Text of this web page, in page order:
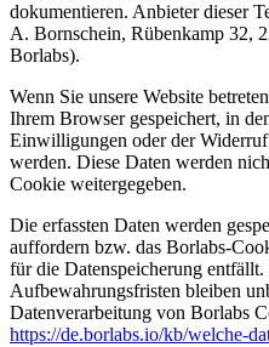
dokumentieren. Anbieter dieser
A. Bornschein, Rübenkamp 32,
Borlabs).
Wenn Sie unsere Website
Ihrem Browser gespeichert, in
Einwilligungen oder der
werden. Diese Daten werden
Cookie weitergegeben.
Die erfassten Daten werden
auffordern bzw. das Borlabs-
für die Datenspeicherung
Aufbewahrungsfristen bleiben
Datenverarbeitung von Borlabs
https://de.borlabs.io/kb/welche-